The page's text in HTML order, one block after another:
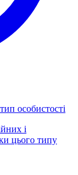
особистості
і
цього типу